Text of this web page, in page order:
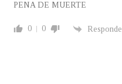
PENA DE MUERTE
0 0